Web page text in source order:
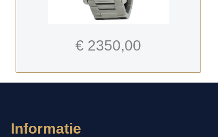
€ 2350,00
Informatie